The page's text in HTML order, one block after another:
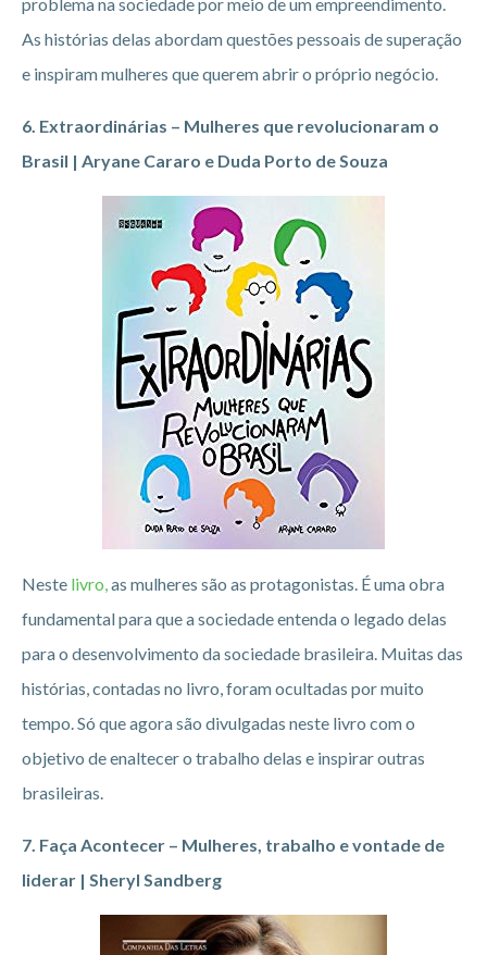
problema na sociedade por meio de um empreendimento.
As histórias delas abordam questões pessoais de superação
e inspiram mulheres que querem abrir o próprio negócio.
6. Extraordinárias – Mulheres que revolucionaram o
Brasil | Aryane Cararo e Duda Porto de Souza
Neste livro,as mulheres são as protagonistas. É uma obra
fundamental para que a sociedade entenda o legado delas
para o desenvolvimento da sociedade brasileira. Muitas das
histórias, contadas no livro, foram ocultadas por muito
tempo. Só que agora são divulgadas neste livro com o
objetivo de enaltecer o trabalho delas e inspirar outras
brasileiras.
7. Faça Acontecer – Mulheres, trabalho e vontade de
liderar | Sheryl Sandberg